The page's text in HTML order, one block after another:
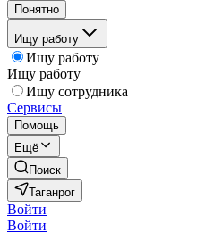
Понятно
Ищу работу
Ищу работу
Ищу работу
Ищу сотрудника
Сервисы
Помощь
Ещё
Поиск
Таганрог
Войти
Войти